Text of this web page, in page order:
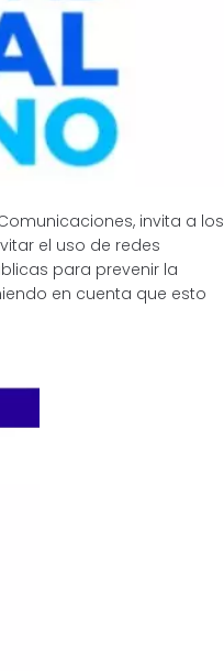
invita a los
el uso de redes
para prevenir la
en cuenta que esto